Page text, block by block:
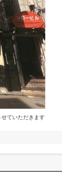
ていただきます